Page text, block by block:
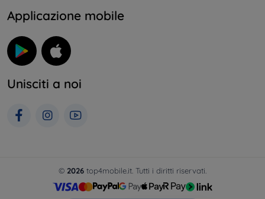
Applicazione mobile
Unisciti a noi
© 2026 top4mobile.it. Tutti i diritti riservati.